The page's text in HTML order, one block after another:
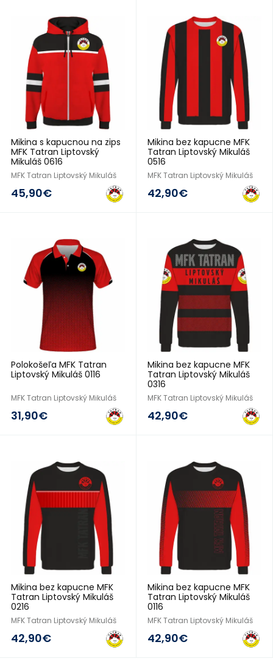
Mikina s kapucnou na zips
MFK Tatran Liptovský
Mikuláš 0616
MFK Tatran Liptovský Mikuláš
45,90€
Mikina bez kapucne MFK
Tatran Liptovský Mikuláš
0516
MFK Tatran Liptovský Mikuláš
42,90€
Polokošeľa MFK Tatran
Liptovský Mikuláš 0116
MFK Tatran Liptovský Mikuláš
31,90€
Mikina bez kapucne MFK
Tatran Liptovský Mikuláš
0316
MFK Tatran Liptovský Mikuláš
42,90€
Mikina bez kapucne MFK
Tatran Liptovský Mikuláš
0216
MFK Tatran Liptovský Mikuláš
42,90€
Mikina bez kapucne MFK
Tatran Liptovský Mikuláš
0116
MFK Tatran Liptovský Mikuláš
42,90€